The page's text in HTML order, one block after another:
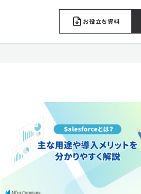
お役立ち資料